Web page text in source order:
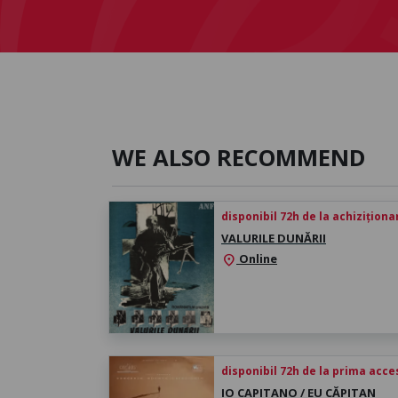
WE ALSO RECOMMEND
disponibil 72h de la
VALURILE DUNĂRII
location_on Online
disponibil 72h de la prima
IO CAPITANO / EU CĂPITAN